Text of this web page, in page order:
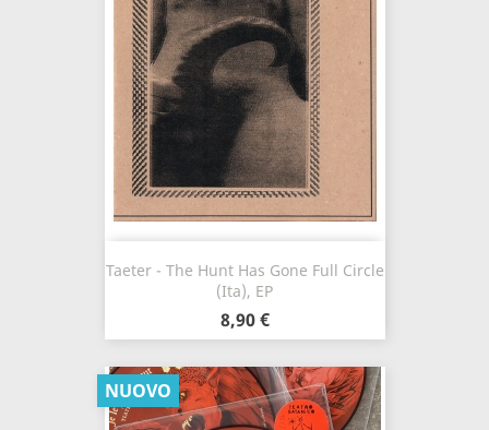
Taeter - The Hunt Has Gone Full Circle
(Ita), EP
8,90 €
NUOVO